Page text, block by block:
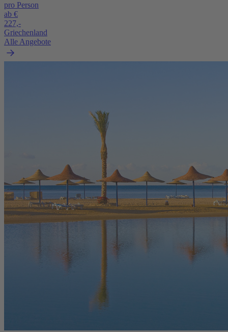
pro Person
ab €
227,-
Griechenland
Alle Angebote